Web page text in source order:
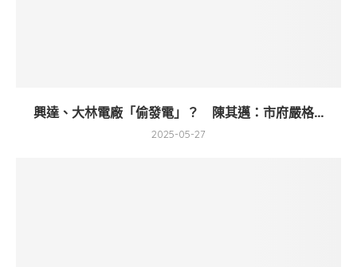
興達、大林電廠「偷發電」？ 陳其邁：市府嚴格...
2025-05-27